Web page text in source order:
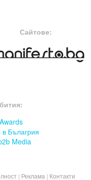
Сайтове:
Бълагрия
Media
| Реклама | Контакти